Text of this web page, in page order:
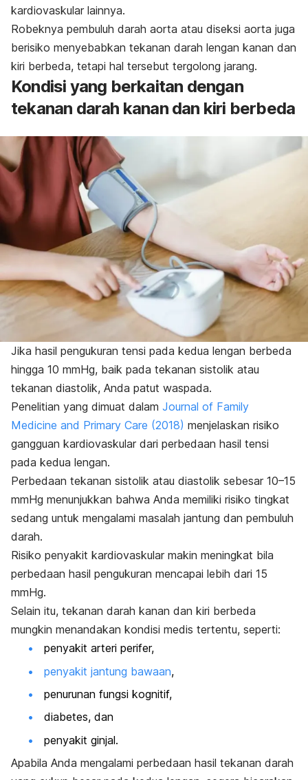
kardiovaskular lainnya.
Robeknya pembuluh darah aorta atau diseksi aorta juga
berisiko menyebabkan tekanan darah lengan kanan dan
kiri berbeda, tetapi hal tersebut tergolong jarang.
Kondisi yang berkaitan dengan
tekanan darah kanan dan kiri berbeda
Jika hasil pengukuran tensi pada kedua lengan berbeda
hingga 10 mmHg, baik pada tekanan sistolik atau
tekanan diastolik, Anda patut waspada.
Penelitian yang dimuat dalam Journal of Family
Medicine and Primary Care (2018) menjelaskan risiko
gangguan kardiovaskular dari perbedaan hasil tensi
pada kedua lengan.
Perbedaan tekanan sistolik atau diastolik sebesar 10–15
mmHg menunjukkan bahwa Anda memiliki risiko tingkat
sedang untuk mengalami masalah jantung dan pembuluh
darah.
Risiko penyakit kardiovaskular makin meningkat bila
perbedaan hasil pengukuran mencapai lebih dari 15
mmHg.
Selain itu, tekanan darah kanan dan kiri berbeda
mungkin menandakan kondisi medis tertentu, seperti:
penyakit arteri perifer,
penyakit jantung bawaan,
penurunan fungsi kognitif,
diabetes, dan
penyakit ginjal.
Apabila Anda mengalami perbedaan hasil tekanan darah